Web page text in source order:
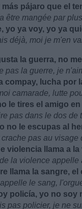
más pájaro que el
être mangée par
yo ya voy, yo ya
déjà, moi je m'en
la guerra, no
pas la guerre, je
compay, lucha por
camarade, lutte
le tires el amigo
pas dans le dos de
no le escupas al
pas au visage
violencia llama a
la violence appelle
llama la sangre,
le sang,
policía, yo no soy
pas policier, je ne